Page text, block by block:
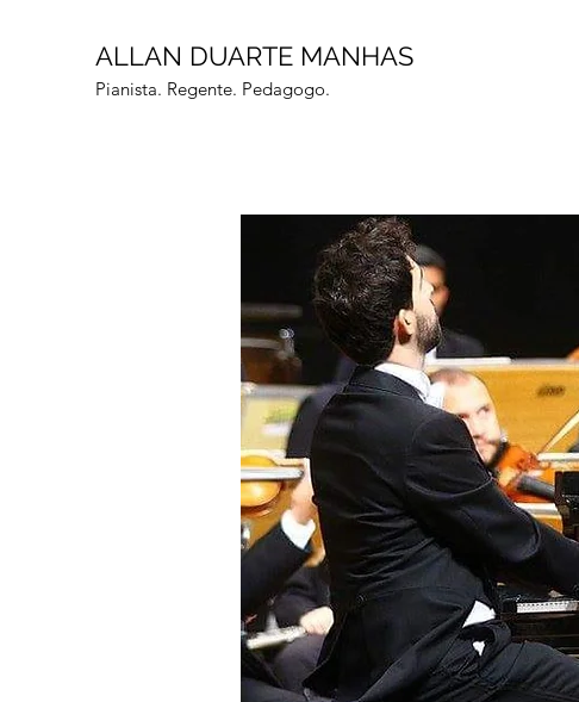
ALLAN DUARTE MANHAS
Pianista. Regente. Pedagogo.